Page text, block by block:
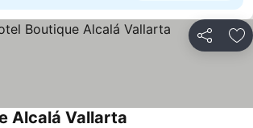
Compartir
Alcalá Vallarta